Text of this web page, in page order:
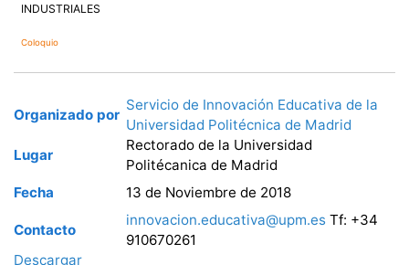
INDUSTRIALES
Coloquio
Organizado por
Servicio de Innovación Educativa de la
Universidad Politécnica de Madrid
Lugar
Rectorado de la Universidad
Politécanica de Madrid
Fecha
13 de Noviembre de 2018
Contacto
innovacion.educativa@upm.es Tf: +34
910670261
Descargar